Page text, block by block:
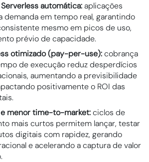
automática:aplicações
demanda em tempo real, garantindo
mesmo em picos de uso,
prévio de capacidade.
otimizado (pay-per-use):cobrança
de execução reduz desperdícios
aumentando a previsibilidade
positivamente o ROI das
e menor time-to-market:ciclos de
mais curtos permitem lançar, testar
digitais com rapidez, gerando
e acelerando a captura de valor